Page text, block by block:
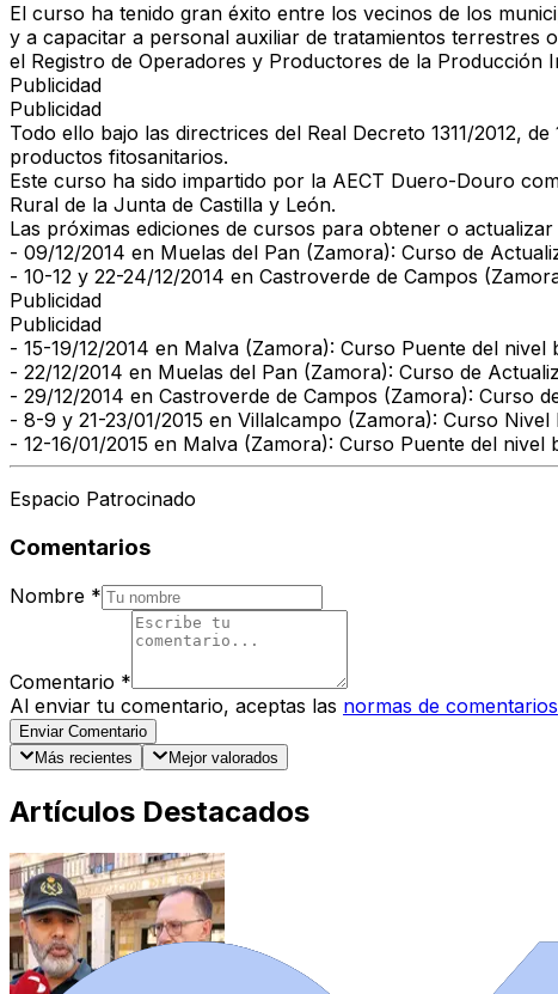
El curso ha tenido gran éxito entre los vecinos de los
y a capacitar a personal auxiliar de tratamientos terrestres
el Registro de Operadores y Productores de la Producción
Publicidad
Publicidad
Todo ello bajo las directrices del Real Decreto 1311/2012,
productos fitosanitarios.
Este curso ha sido impartido por la AECT Duero-Douro
Rural de la Junta de Castilla y León.
Las próximas ediciones de cursos para obtener o
- 09/12/2014 en Muelas del Pan (Zamora): Curso de
- 10-12 y 22-24/12/2014 en Castroverde de Campos
Publicidad
Publicidad
- 15-19/12/2014 en Malva (Zamora): Curso Puente del nivel
- 22/12/2014 en Muelas del Pan (Zamora): Curso de
- 29/12/2014 en Castroverde de Campos (Zamora): Curso
- 8-9 y 21-23/01/2015 en Villalcampo (Zamora): Curso Nivel
- 12-16/01/2015 en Malva (Zamora): Curso Puente del nivel
Espacio Patrocinado
Comentarios
Nombre *
Comentario *
Al enviar tu comentario, aceptas las normas de comentarios
Enviar Comentario
Más recientes
Mejor valorados
Artículos Destacados